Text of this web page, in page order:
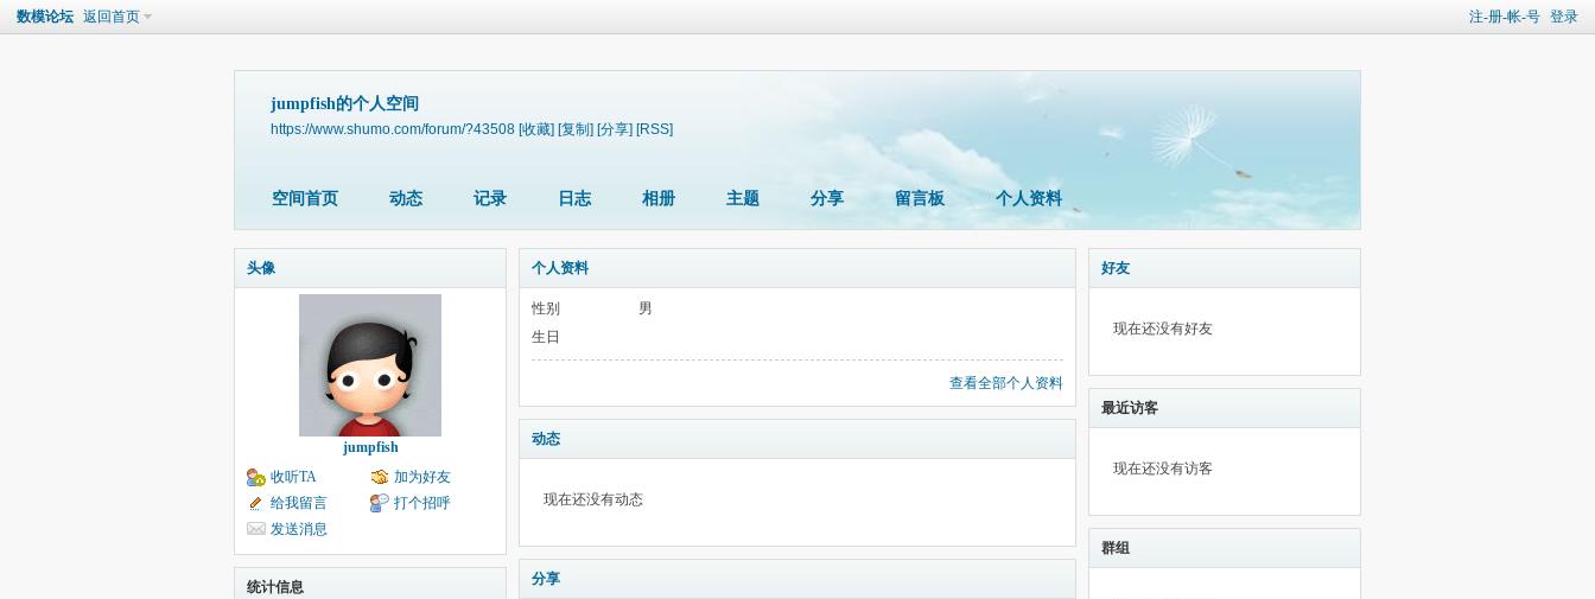
注-册-帐-号 登录
数模论坛 返回首页
jumpfish的个人空间
https://www.shumo.com/forum/?43508 [收藏] [复制] [分享] [RSS]
空间首页 动态 记录 日志 相册 主题 分享 留言板 个人资料
头像
jumpfish
收听TA
加为好友
给我留言
打个招呼
发送消息
统计信息
个人资料
性别
男
生日
查看全部个人资料
动态
现在还没有动态
分享
好友
现在还没有好友
最近访客
现在还没有访客
群组